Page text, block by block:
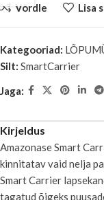
Võrdle Lisa
Kategooriad:
Silt: SmartCarrier
Jaga:
Kirjeldus
Amazonase Smart
kinnitatav vaid nelja
Smart Carrier
tagatud õigeks